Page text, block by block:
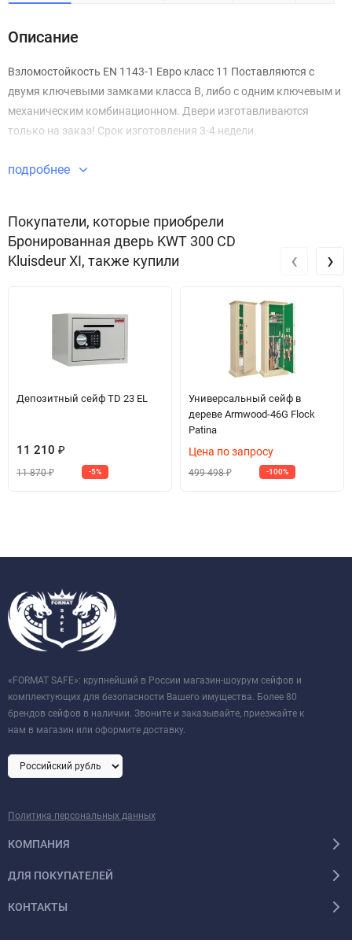
Описание
Взломостойкость EN 1143-1 Евро класс 11 Поставляются с
двумя ключевыми замками класса В, либо с одним ключевым и
механическим комбинационном. Двери изготавливаются
только на заказ! Срок изготовления 3-4 недели.
подробнее
Покупатели, которые приобрели
Бронированная дверь KWT 300 CD
Kluisdeur XI, также купили
Депозитный сейф TD 23 EL
11 210 ₽
11 870₽ -5%
Универсальный сейф в
дереве Armwood-46G Flock
Patina
Цена по запросу
499 498₽ -100%
‹ ›
«FORMAT SAFE»: крупнейший в России магазин-шоурум сейфов и
комплектующих для безопасности Вашего имущества. Более 80
брендов сейфов в наличии. Звоните и заказывайте, приезжайте к
нам в магазин или оформите доставку.
Политика персональных данных
КОМПАНИЯ
ДЛЯ ПОКУПАТЕЛЕЙ
КОНТАКТЫ